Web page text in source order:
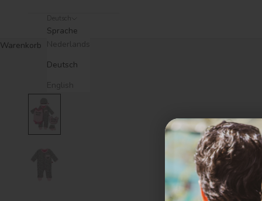
Sprache
Deutsch
Warenkorb